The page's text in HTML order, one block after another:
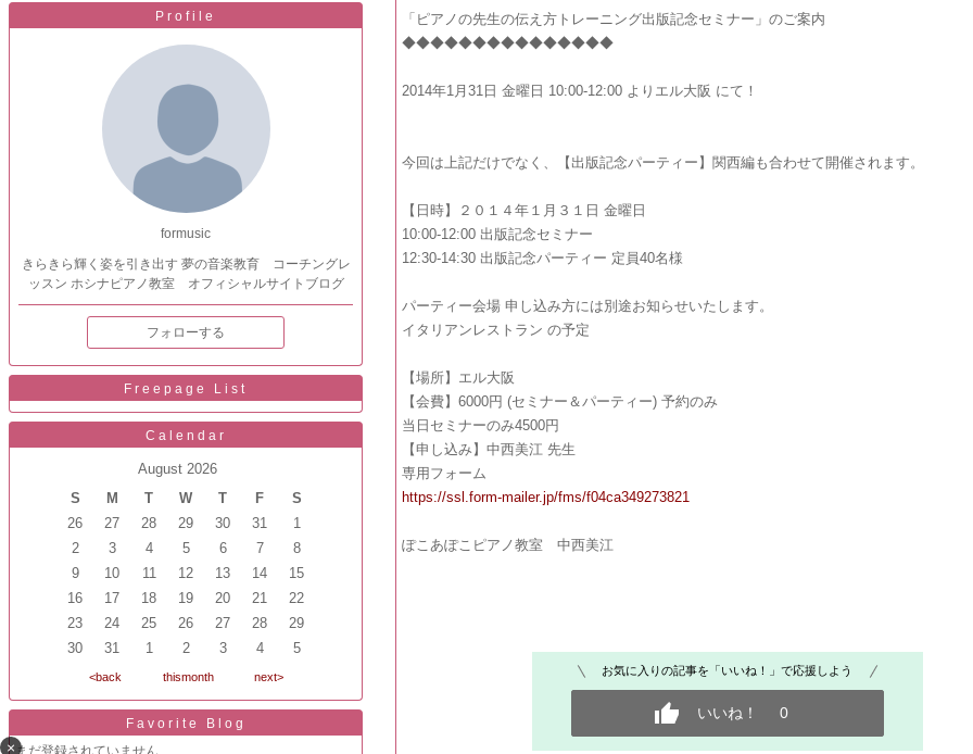
×
Profile
formusic
きらきら輝く姿を引き出す 夢の音楽教育 コーチングレ
ッスン ホシナピアノ教室 オフィシャルサイトブログ
フォローする
Freepage List
Calendar
August 2026
S
M T W T F
S
26
27 28 29 30 31
1
2
3 4 5 6 7
8
9
10 11 12 13 14
15
16
17 18 19 20 21
22
23
24 25 26 27 28
29
30
31 1 2 3 4 5
<back thismonth next>
Favorite Blog
まだ登録されていません
「ピアノの先生の伝え方トレーニング出版記念セミナー」のご案内
◆◆◆◆◆◆◆◆◆◆◆◆◆◆◆
2014年1月31日 金曜日 10:00-12:00 よりエル大阪 にて！
今回は上記だけでなく、【出版記念パーティー】関西編も合わせて開催されます。
【日時】２０１４年１月３１日 金曜日
10:00-12:00 出版記念セミナー
12:30-14:30 出版記念パーティー 定員40名様
パーティー会場 申し込み方には別途お知らせいたします。
イタリアンレストラン の予定
【場所】エル大阪
【会費】6000円 (セミナー＆パーティー) 予約のみ
当日セミナーのみ4500円
【申し込み】中西美江 先生
専用フォーム
https://ssl.form-mailer.jp/fms/f04ca349273821
ぽこあぽこピアノ教室 中西美江
お気に入りの記事を「いいね！」で応援しよう
いいね！ 0